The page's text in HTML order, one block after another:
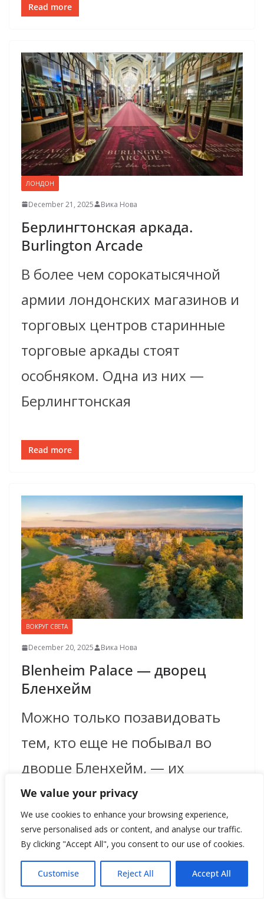
We value your privacy
We use cookies to enhance your browsing experience,
serve personalised ads or content, and analyse our traffic.
By clicking "Accept All", you consent to our use of cookies.
Customise Reject All Accept All
Read more
ЛОНДОН
December 21, 2025 Вика Нова
Берлингтонская аркада.
Burlington Arcade
В более чем сорокатысячной
армии лондонских магазинов и
торговых центров старинные
торговые аркады стоят
особняком. Одна из них —
Берлингтонская
Read more
ВОКРУГ СВЕТА
December 20, 2025 Вика Нова
Blenheim Palace — дворец
Бленхейм
Можно только позавидовать
тем, кто еще не побывал во
дворце Бленхейм, — их
ожидает потрясающий день в
знаменитом поместье,
включенном